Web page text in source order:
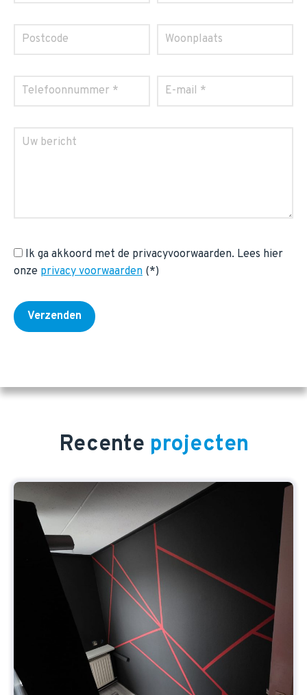
Ik ga akkoord met de privacyvoorwaarden. Lees hier
onze privacy voorwaarden (*)
Recente projecten